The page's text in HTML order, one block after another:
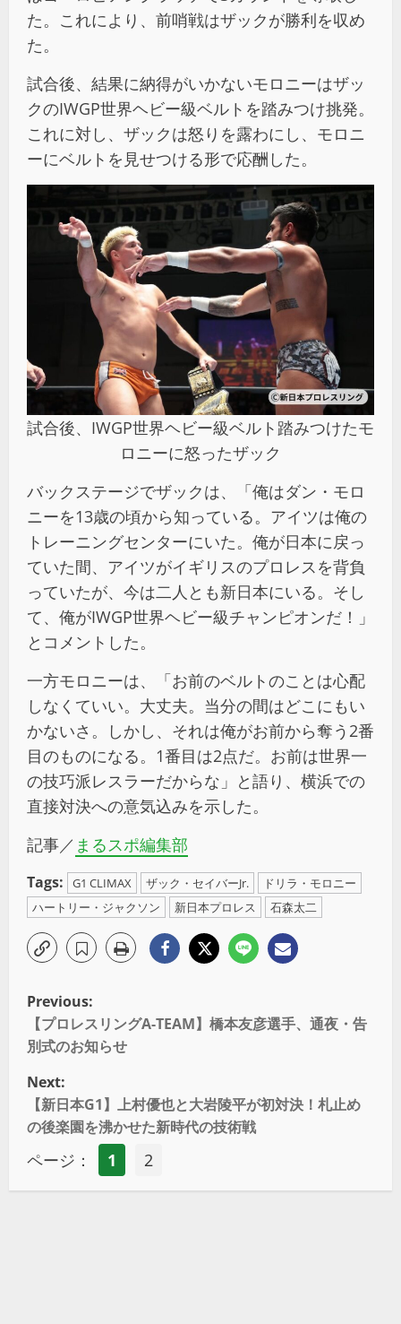
た。これにより、前哨戦はザックが勝利を収め
た。
試合後、結果に納得がいかないモロニーはザッ
クのIWGP世界ヘビー級ベルトを踏みつけ挑発。
これに対し、ザックは怒りを露わにし、モロニ
ーにベルトを見せつける形で応酬した。
試合後、IWGP世界ヘビー級ベルト踏みつけたモ
ロニーに怒ったザック
バックステージでザックは、「俺はダン・モロ
ニーを13歳の頃から知っている。アイツは俺の
トレーニングセンターにいた。俺が日本に戻っ
ていた間、アイツがイギリスのプロレスを背負
っていたが、今は二人とも新日本にいる。そし
て、俺がIWGP世界ヘビー級チャンピオンだ！」
とコメントした。
一方モロニーは、「お前のベルトのことは心配
しなくていい。大丈夫。当分の間はどこにもい
かないさ。しかし、それは俺がお前から奪う2番
目のものになる。1番目は2点だ。お前は世界一
の技巧派レスラーだからな」と語り、横浜での
直接対決への意気込みを示した。
記事／ まるスポ編集部
Tags: G1 CLIMAX ザック・セイバーJr.
ドリラ・モロニー
ハートリー・ジャクソン
新日本プロレス 石森太二
Previous:
【プロレスリングA-TEAM】橋本友彦選手、通夜・告
別式のお知らせ
Next:
【新日本G1】上村優也と大岩陵平が初対決！札止め
の後楽園を沸かせた新時代の技術戦
ページ： 1 2